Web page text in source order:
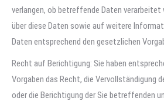
verlangen, ob betreffende Daten
über diese Daten sowie auf weitere
Daten entsprechend den gesetzlichen
Recht auf Berichtigung: Sie haben
Vorgaben das Recht, die Vervollständigung
oder die Berichtigung der Sie betreffenden